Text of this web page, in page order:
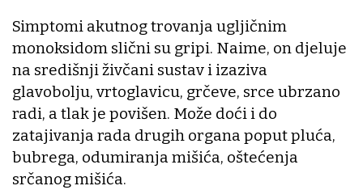
Simptomi akutnog trovanja ugljičnim
monoksidom slični su gripi. Naime, on djeluje
na središnji živčani sustav i izaziva
glavobolju, vrtoglavicu, grčeve, srce ubrzano
radi, a tlak je povišen. Može doći i do
zatajivanja rada drugih organa poput pluća,
bubrega, odumiranja mišića, oštećenja
srčanog mišića.